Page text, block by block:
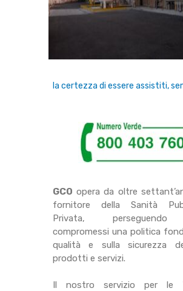
la certezza di essere assistiti,
GCO opera da oltre
fornitore della Sanità
Privata, perseguendo
compromessi una politica
qualità e sulla sicurezza
prodotti e servizi.
Il nostro servizio per le